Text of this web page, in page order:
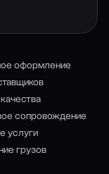
оформление
сопровождение
услуги
грузов